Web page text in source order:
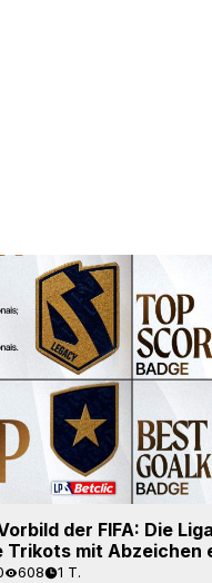
der FIFA: Die
Trikots mit Abzeichen
608 1 T.